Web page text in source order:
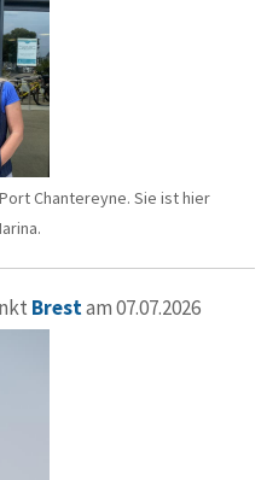
Chantereyne. Sie ist hier
Brestam 07.07.2026